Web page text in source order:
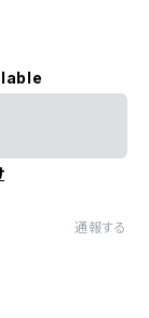
通報する